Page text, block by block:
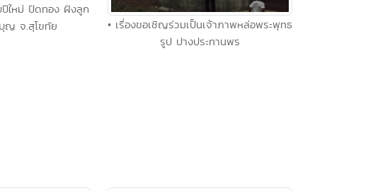
ใหม่ ปิดทอง ฝังลูก
ญ จ.สุโขทัย
• เรื่องขอเชิญร่วมเป็นเจ้าภาพหล่อพระพุทธ
รูป ปางประทานพร